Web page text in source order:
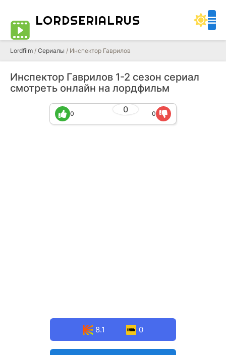
LORDSERIALRUS
Lordfilm / Сериалы / Инспектор Гаврилов
Инспектор Гаврилов 1-2 сезон сериал
смотреть онлайн на лордфильм
0
0 0
8.1 0